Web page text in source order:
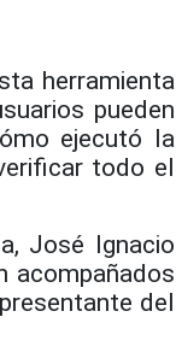
herramienta
pueden
ejecutó la
todo el
José Ignacio
acompañados
del